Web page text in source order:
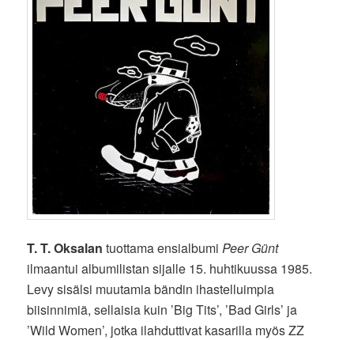
T. T. Oksalan tuottama ensialbumiPeer Günt
ilmaantui albumilistan sijalle 15. huhtikuussa 1985.
Levy sisälsi muutamia bändin ihastelluimpia
biisinnimiä, sellaisia kuin ’Big Tits’, ’Bad Girls’ ja
’Wild Women’, jotka ilahduttivat kasarilla myös ZZ